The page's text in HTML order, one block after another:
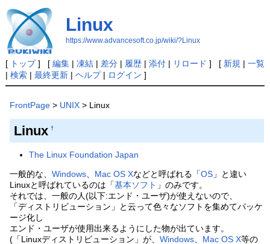
Linux
https://www.advancesoft.co.jp/wiki/?Linux
[ トップ] [ 編集| 凍結| 差分| 履歴| 添付| リロード ] [ 新規 | 一覧
| 検索| 最終更新| ヘルプ| ログイン ]
FrontPage > UNIX > Linux
Linux †
The Linux Foundation Japan
一般的な、Windows、 Mac OS Xなどと呼ばれる「OS 」と違い
Linuxと呼ばれているのは「基本ソフト 」のみです。
それでは、一般の人(以下:エンド・ユーザ)が使えないので、
「ディストリビューション」と云って色々なソフトを集めてパッケ
ージ化し
エンド・ユーザが使用出来るようにした物が出ています。
(「Linuxディストリビューション」が、Windows、 Mac OS X等の